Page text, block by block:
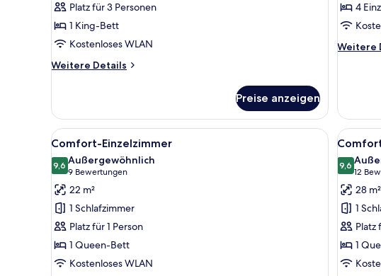
Platz für 3 Personen
1 King-Bett
Kostenloses WLAN
Weitere Details
Weitere
Doppelzimmer
Preise anzeigen
4
Weitere
Weitere
adults)
Alle
Fotos
für
Comfort-
Einzelzimmer
anzeigen
Ein modernes Hotelzimmer mit einem
9
Comfort-Einzelzimmer
9,69,6 von 10
Außergewöhnlich
9 Bewertungen
(9
Bewertungen)
22 m²
1 Schlafzimmer
Platz für 1 Person
1 Queen-Bett
Kostenloses WLAN
Alle
Fotos
für
8
9,69,6 von
12
(12
28 m²
1
Platz
1